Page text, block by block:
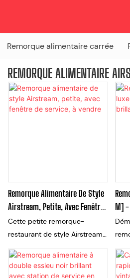
Remorque alimentaire carrée
REMORQUE ALIMENTAIRE
Remorque Alimentaire De Style
Airstream, Petite, Avec Fenêtre
De Service, À Vendre
Cette petite remorque-
restaurant de style Airstream
présente une carrosserie
argentée aux formes
arrondies, une large fenêtre de
M] -
noir